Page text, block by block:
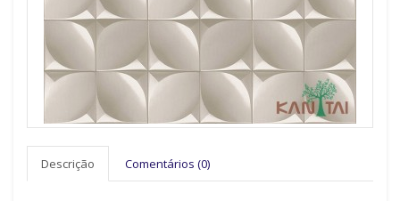
Descrição Comentários (0)